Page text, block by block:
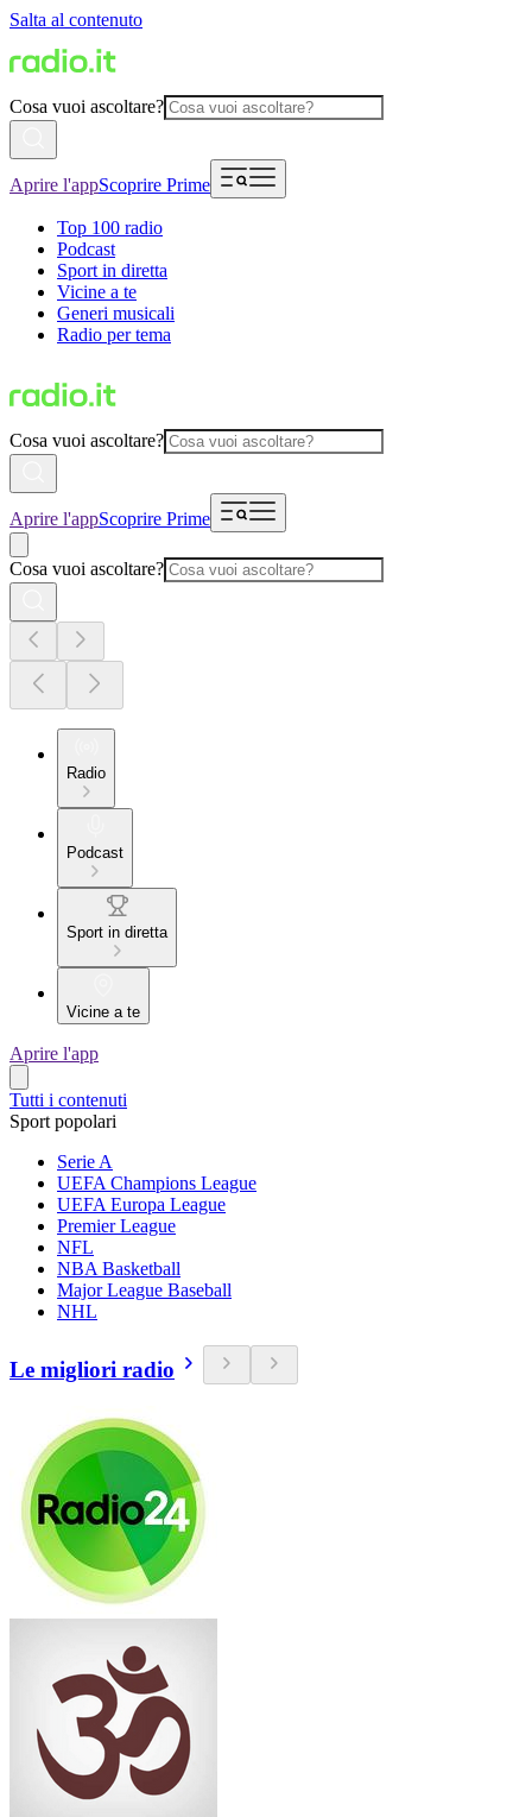
Salta al contenuto
Cosa vuoi ascoltare?
Aprire l'appScoprire Prime
Top 100 radio
Podcast
Sport in diretta
Vicine a te
Generi musicali
Radio per tema
Cosa vuoi ascoltare?
Aprire l'appScoprire Prime
Cosa vuoi ascoltare?
Radio
Podcast
Sport in diretta
Vicine a te
Aprire l'app
Tutti i contenuti
Sport popolari
Serie A
UEFA Champions League
UEFA Europa League
Premier League
NFL
NBA Basketball
Major League Baseball
NHL
Le migliori radio